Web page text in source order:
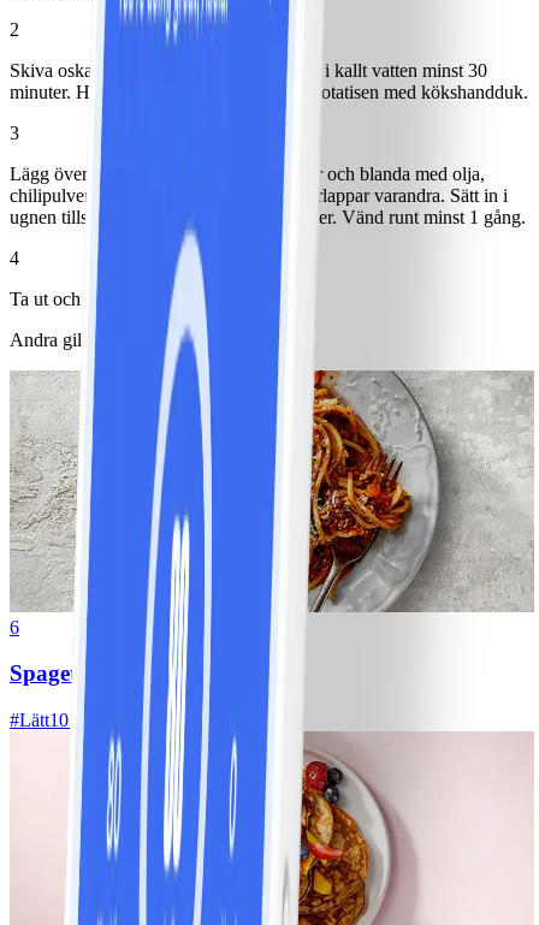
2
Skiva oskalad sötpotatis i stavar och lägg i kallt vatten minst 30
minuter. Häll av vattnet och torka av sötpotatisen med kökshandduk.
3
Lägg över på en plåt med bakplåtspapper och blanda med olja,
chilipulver och salt. Se till att de inte överlappar varandra. Sätt in i
ugnen tills de är krispiga, ca 25-30 minuter. Vänd runt minst 1 gång.
4
Ta ut och servera med limeklyftor.
Andra gillade också
6
Spagetti med köttfärssås
#Lätt10 MIN